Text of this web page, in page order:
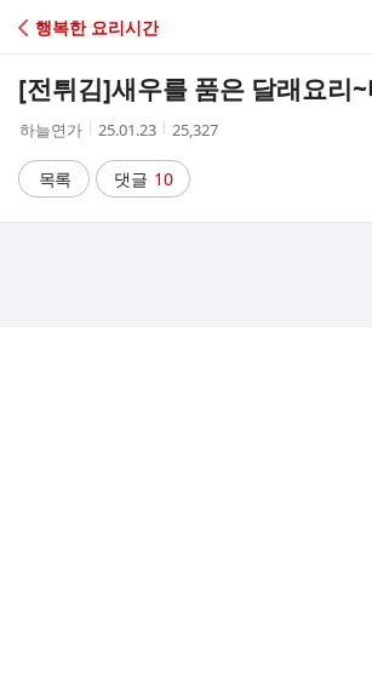
C
A
행복한 요리시간
[전튀김]새우를 품은 달래요리
작
자
하늘연가
작
시
간
25.01.23
조
수
25,327
목록 댓글 10